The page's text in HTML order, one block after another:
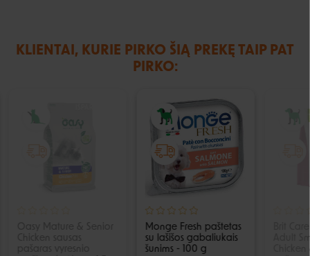
KLIENTAI, KURIE PIRKO ŠIĄ PREKĘ TAIP PAT
PIRKO:
Monge Fresh paštetas
su lašišos gabaliukais
šunims - 100 g
Adult